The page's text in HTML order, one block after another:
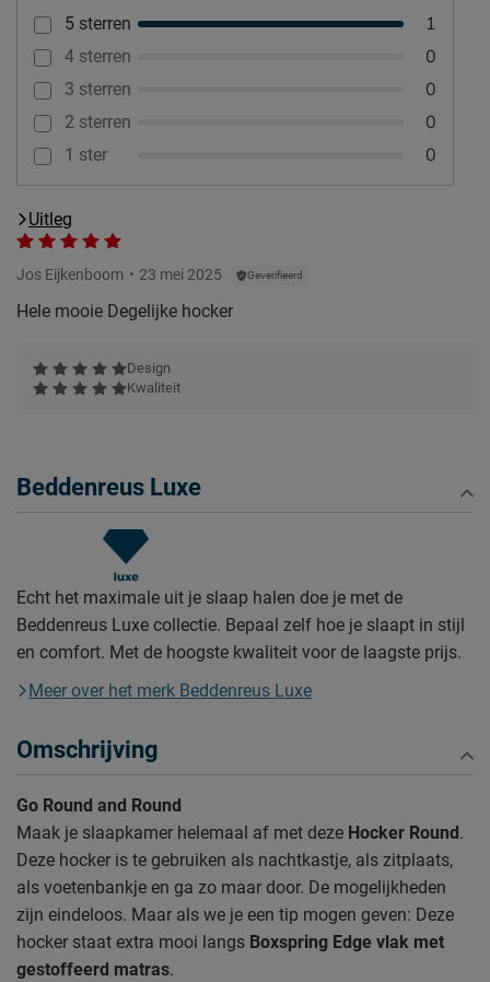
5 sterren 1
4 sterren 0
3 sterren 0
2 sterren 0
1 ster 0
Uitleg
Jos Eijkenboom 23 mei 2025 Geverifieerd
Hele mooie Degelijke hocker
Design
Kwaliteit
Beddenreus Luxe
Echt het maximale uit je slaap halen doe je met de
Beddenreus Luxe collectie. Bepaal zelf hoe je slaapt in stijl
en comfort. Met de hoogste kwaliteit voor de laagste prijs.
Meer over het merk Beddenreus Luxe
Omschrijving
Go Round and Round
Maak je slaapkamer helemaal af met deze Hocker Round.
Deze hocker is te gebruiken als nachtkastje, als zitplaats,
als voetenbankje en ga zo maar door. De mogelijkheden
zijn eindeloos. Maar als we je een tip mogen geven: Deze
hocker staat extra mooi langs Boxspring Edge vlak met
gestoffeerd matras.